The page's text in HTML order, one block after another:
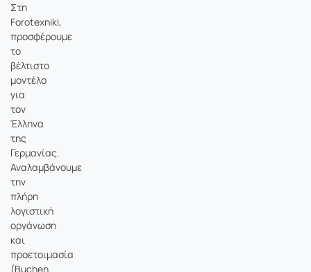
Στη
Forotexniki,
προσφέρουμε
το
βέλτιστο
μοντέλο
για
τον
Έλληνα
της
Γερμανίας.
Αναλαμβάνουμε
την
πλήρη
λογιστική
οργάνωση
και
προετοιμασία
(Buchen